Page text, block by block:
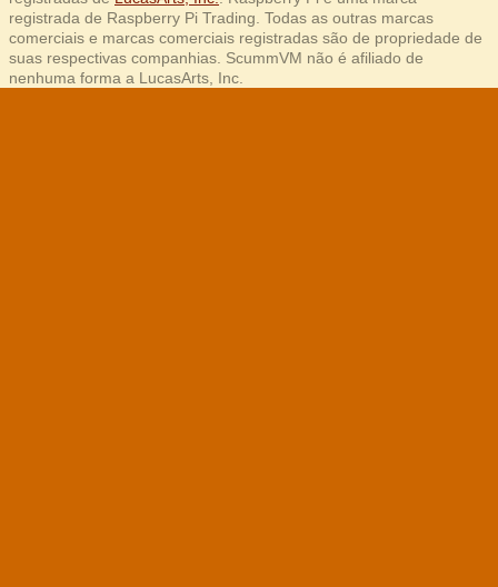
registrada de Raspberry Pi Trading. Todas as outras marcas
comerciais e marcas comerciais registradas são de propriedade de
suas respectivas companhias. ScummVM não é afiliado de
nenhuma forma a LucasArts, Inc.